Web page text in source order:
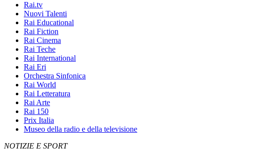
Rai.tv
Nuovi Talenti
Rai Educational
Rai Fiction
Rai Cinema
Rai Teche
Rai International
Rai Eri
Orchestra Sinfonica
Rai World
Rai Letteratura
Rai Arte
Rai 150
Prix Italia
Museo della radio e della televisione
NOTIZIE E SPORT